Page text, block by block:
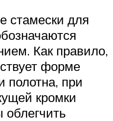
стамески для
Как правило,
форме
полотна, при
кромки